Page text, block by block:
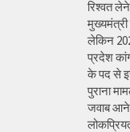
रिश्वत
मुख्यमंत्री
लेकिन
प्रदेश
के पद से
पुराना
जवाब आने